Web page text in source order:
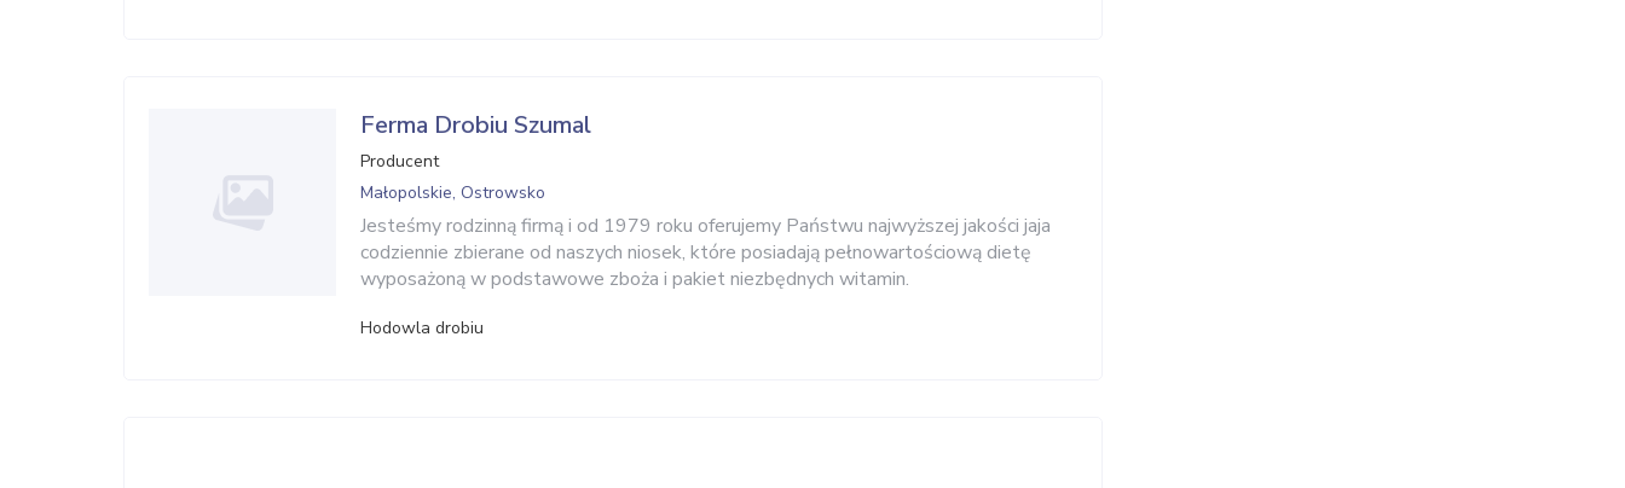
Ferma Drobiu Szumal
Producent
Małopolskie, Ostrowsko
Jesteśmy rodzinną firmą i od 1979 roku oferujemy Państwu najwyższej jakości jaja
codziennie zbierane od naszych niosek, które posiadają pełnowartościową dietę
wyposażoną w podstawowe zboża i pakiet niezbędnych witamin.
Hodowla drobiu